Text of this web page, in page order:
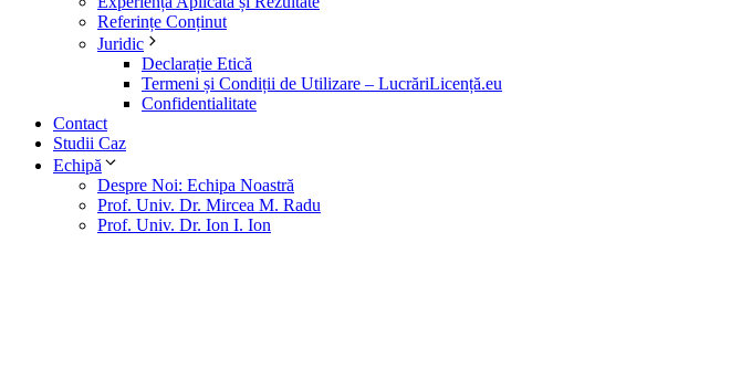
Referințe Conținut
Juridic
Declarație Etică
Termeni și Condiții de Utilizare – LucrăriLicență.eu
Confidentialitate
Contact
Studii Caz
Echipă
Despre Noi: Echipa Noastră
Prof. Univ. Dr. Mircea M. Radu
Prof. Univ. Dr. Ion I. Ion